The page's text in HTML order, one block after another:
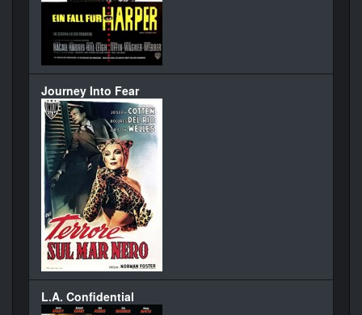
Journey Into Fear
L.A. Confidential